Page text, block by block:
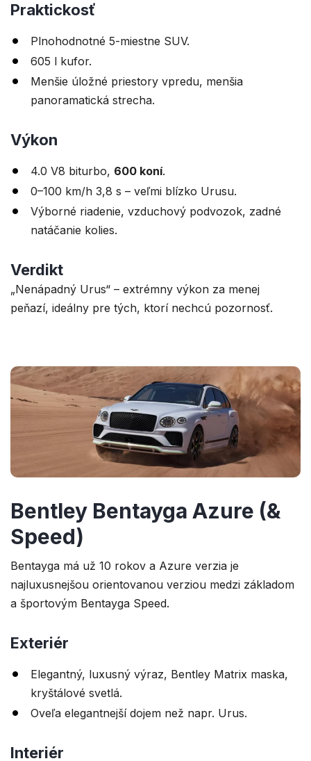
Praktickosť
Plnohodnotné 5-miestne SUV.
605 l kufor.
Menšie úložné priestory vpredu, menšia
panoramatická strecha.
Výkon
4.0 V8 biturbo, 600 koní.
0–100 km/h 3,8 s – veľmi blízko Urusu.
Výborné riadenie, vzduchový podvozok, zadné
natáčanie kolies.
Verdikt
„Nenápadný Urus“ – extrémny výkon za menej
peňazí, ideálny pre tých, ktorí nechcú pozornosť.
Bentley Bentayga Azure (&
Speed)
Bentayga má už 10 rokov a Azure verzia je
najluxusnejšou orientovanou verziou medzi základom
a športovým Bentayga Speed.
Exteriér
Elegantný, luxusný výraz, Bentley Matrix maska,
kryštálové svetlá.
Oveľa elegantnejší dojem než napr. Urus.
Interiér